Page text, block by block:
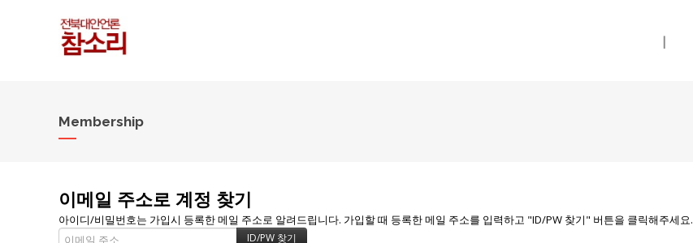
|
Membership
이메일 주소로 계정 찾기
아이디/비밀번호는 가입시 등록한 메일 주소로 알려드립니다. 가입할 때 등록한 메일 주소를 입력하고 "ID/PW 찾기" 버튼을 클릭해주세요.